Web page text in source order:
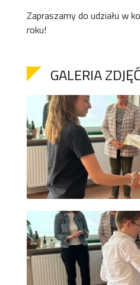
Zapraszamy do udziału w
roku!
GALERIA ZDJĘĆ